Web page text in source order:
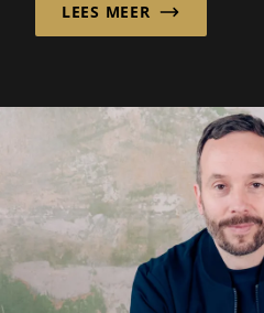
LEES MEER